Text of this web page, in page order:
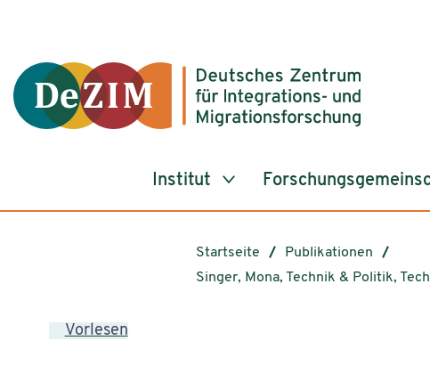
Institut
Startseite
Publikationen
Singer, Mona, Technik & Politik,
Vorlesen